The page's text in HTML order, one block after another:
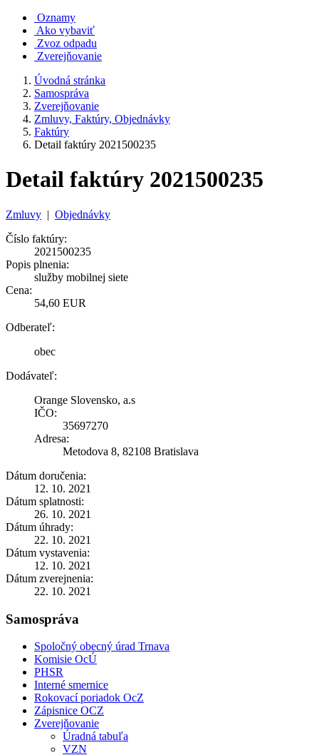
Oznamy
Ako vybaviť
Zvoz odpadu
Zverejňovanie
Úvodná stránka
Samospráva
Zverejňovanie
Zmluvy, Faktúry, Objednávky
Faktúry
Detail faktúry 2021500235
Detail faktúry 2021500235
Zmluvy | Objednávky
Číslo faktúry:
2021500235
Popis plnenia:
služby mobilnej siete
Cena:
54,60 EUR
Odberateľ:
obec
Dodávateľ:
Orange Slovensko, a.s
IČO:
35697270
Adresa:
Metodova 8, 82108 Bratislava
Dátum doručenia:
12. 10. 2021
Dátum splatnosti:
26. 10. 2021
Dátum úhrady:
22. 10. 2021
Dátum vystavenia:
12. 10. 2021
Dátum zverejnenia:
22. 10. 2021
Samospráva
Spoločný obecný úrad Trnava
Komisie OcÚ
PHSR
Interné smernice
Rokovací poriadok OcZ
Zápisnice OCZ
Zverejňovanie
Úradná tabuľa
VZN